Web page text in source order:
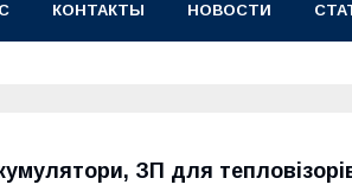
КОНТАКТЫ НОВОСТИ
ЗП для